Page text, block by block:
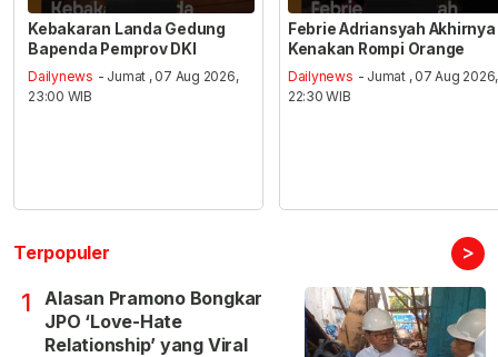
Kebakaran Landa Gedung
Bapenda Pemprov DKI
Dailynews - Jumat , 07 Aug 2026,
23:00 WIB
Febrie Adriansyah Akhirnya
Kenakan Rompi Orange
Dailynews - Jumat , 07 Aug 2026,
22:30 WIB
Terpopuler >
1
Alasan Pramono Bongkar
JPO ‘Love-Hate
Relationship’ yang Viral